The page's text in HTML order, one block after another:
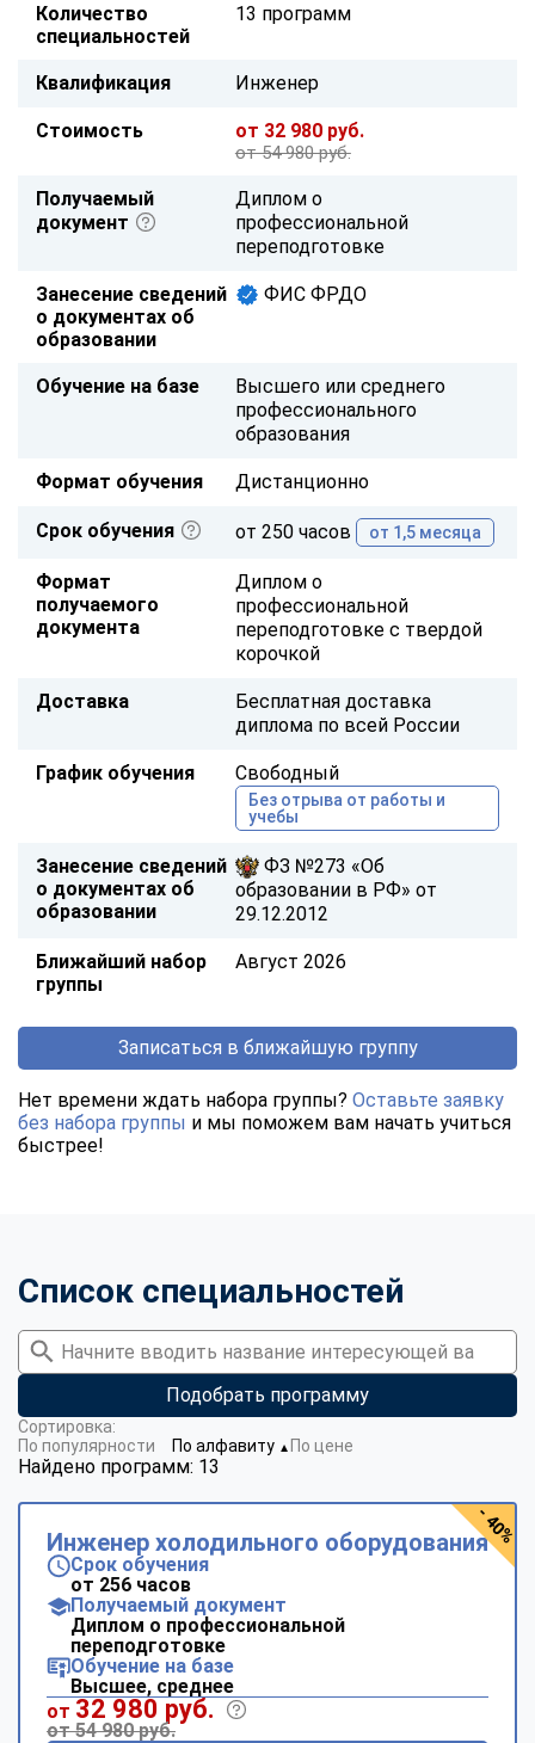
Количество
специальностей
13 программ
Квалификация Инженер
Стоимость от 32 980 руб.
от 54 980 руб.
Получаемый
документ
Диплом о
профессиональной
переподготовке
Занесение сведений
о документах об
образовании
ФИС ФРДО
Обучение на базе
Высшего или среднего
профессионального
образования
Формат обучения Дистанционно
Срок обучения от 250 часов от 1,5 месяца
Формат
получаемого
документа
Диплом о
профессиональной
переподготовке с твердой
корочкой
Доставка
Бесплатная доставка
диплома по всей России
График обучения Свободный
Без отрыва от работы и
учебы
Занесение сведений
о документах об
образовании
ФЗ №273 «Об
образовании в РФ» от
29.12.2012
Ближайший набор
группы
Август 2026
Записаться в ближайшую группу
Нет времени ждать набора группы? Оставьте заявку
без набора группы и мы поможем вам начать учиться
быстрее!
Список специальностей
Подобрать программу
Найдено программ: 13
Сортировка:
По популярности
По алфавиту ▼ По цене
Инженер холодильного оборудования
Срок обучения
от 256 часов
Получаемый документ
Диплом о профессиональной
переподготовке
Обучение на базе
Высшее, среднее
от 32 980 руб.
от 54 980 руб.
- 40%